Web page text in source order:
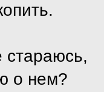
о нем?